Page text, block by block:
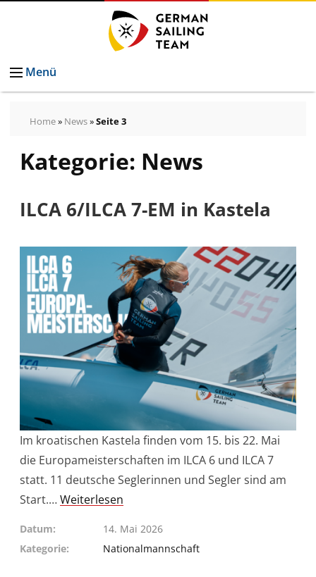
Menü
Home» News»Seite 3
Kategorie: News
ILCA 6/ILCA 7-EM in Kastela
Im kroatischen Kastela finden vom 15. bis 22. Mai
die Europameisterschaften im ILCA 6 und ILCA 7
statt. 11 deutsche Seglerinnen und Segler sind am
Start.…Weiterlesen
Datum
14. Mai 2026
Kategorie
Nationalmannschaft